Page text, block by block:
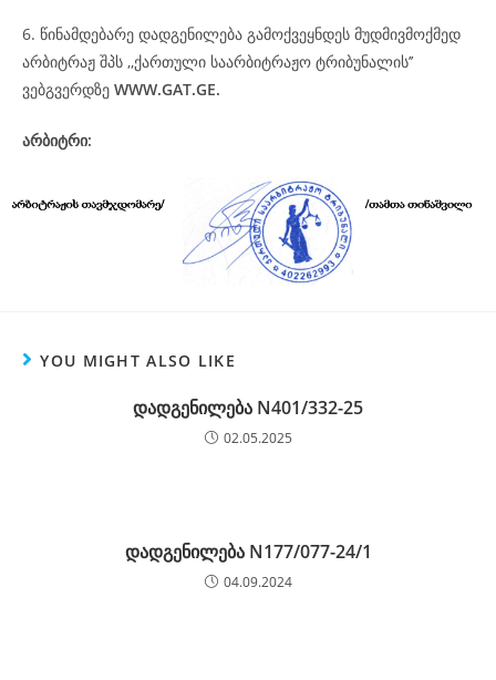
6. წინამდებარე დადგენილება გამოქვეყნდეს მუდმივმოქმედ
არბიტრაჟ შპს ,,ქართული საარბიტრაჟო ტრიბუნალის’’
ვებგვერდზე WWW.GAT.GE.
არბიტრი:
YOU MIGHT ALSO LIKE
დადგენილება N401/332-25
02.05.2025
დადგენილება N177/077-24/1
04.09.2024